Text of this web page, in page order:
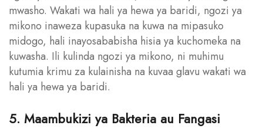
mwasho. Wakati wa hali ya hewa ya baridi, ngozi ya
mikono inaweza kupasuka na kuwa na mipasuko
midogo, hali inayosababisha hisia ya kuchomeka na
kuwasha. Ili kulinda ngozi ya mikono, ni muhimu
kutumia krimu za kulainisha na kuvaa glavu wakati wa
hali ya hewa ya baridi.
5. Maambukizi ya Bakteria au Fangasi